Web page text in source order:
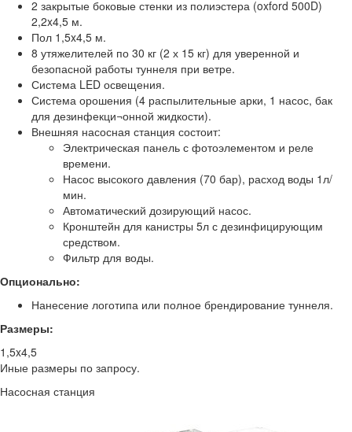
2 закрытые боковые стенки из полиэстера (oxford 500D)
2,2x4,5 м.
Пол 1,5x4,5 м.
8 утяжелителей по 30 кг (2 х 15 кг) для уверенной и
безопасной работы туннеля при ветре.
Система LED освещения.
Система орошения (4 распылительные арки, 1 насос, бак
для дезинфекци¬онной жидкости).
Внешняя насосная станция состоит:
Электрическая панель с фотоэлементом и реле
времени.
Насос высокого давления (70 бар), расход воды 1л/
мин.
Автоматический дозирующий насос.
Кронштейн для канистры 5л с дезинфицирующим
средством.
Фильтр для воды.
Опционально:
Нанесение логотипа или полное брендирование туннеля.
Размеры:
1,5x4,5
Иные размеры по запросу.
Насосная станция